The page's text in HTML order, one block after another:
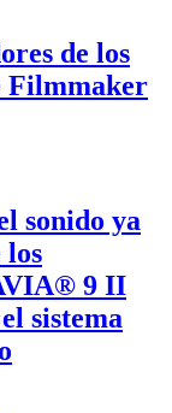
de los
Filmmaker
sonido ya
los
9 II
sistema